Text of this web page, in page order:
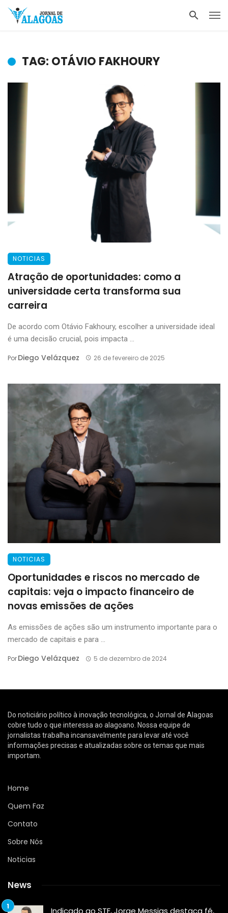
TAG: OTÁVIO FAKHOURY
NOTICIAS
Atração de oportunidades: como a
universidade certa transforma sua
carreira
De acordo com Otávio Fakhoury, escolher a universidade ideal
é uma decisão crucial, pois impacta ...
PorDiego Velázquez 26 de fevereiro de 2025
NOTICIAS
Oportunidades e riscos no mercado de
capitais: veja o impacto financeiro de
novas emissões de ações
As emissões de ações são um instrumento importante para o
mercado de capitais e para ...
PorDiego Velázquez 5 de dezembro de 2024
Do noticiário político à inovação tecnológica, o Jornal de Alagoas
cobre tudo o que interessa ao alagoano. Nossa equipe de
jornalistas trabalha incansavelmente para levar até você
informações precisas e atualizadas sobre os temas que mais
importam.
Home
Quem Faz
Contato
Sobre Nós
Noticias
News
Indicado ao STF, Jorge Messias destaca fé,